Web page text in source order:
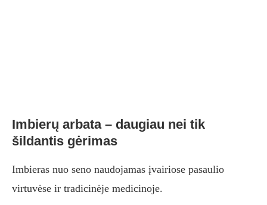
Imbierų arbata – daugiau nei tik
šildantis gėrimas
Imbieras nuo seno naudojamas įvairiose pasaulio
virtuvėse ir tradicinėje medicinoje.